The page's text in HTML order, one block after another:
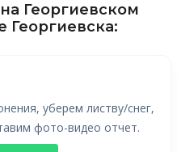
Георгиевском
уберем листву/снег,
фото-видео отчет.